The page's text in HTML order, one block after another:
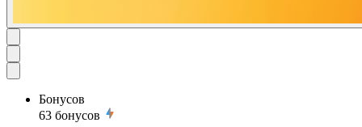
Бонусов
63 бонусов